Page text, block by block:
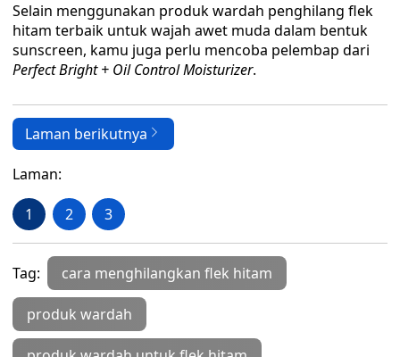
Selain menggunakan produk wardah penghilang flek
hitam terbaik untuk wajah awet muda dalam bentuk
sunscreen, kamu juga perlu mencoba pelembap dari
Perfect Bright + Oil Control Moisturizer.
Laman berikutnya
Laman:
1 2 3
Tag: cara menghilangkan flek hitam
produk wardah